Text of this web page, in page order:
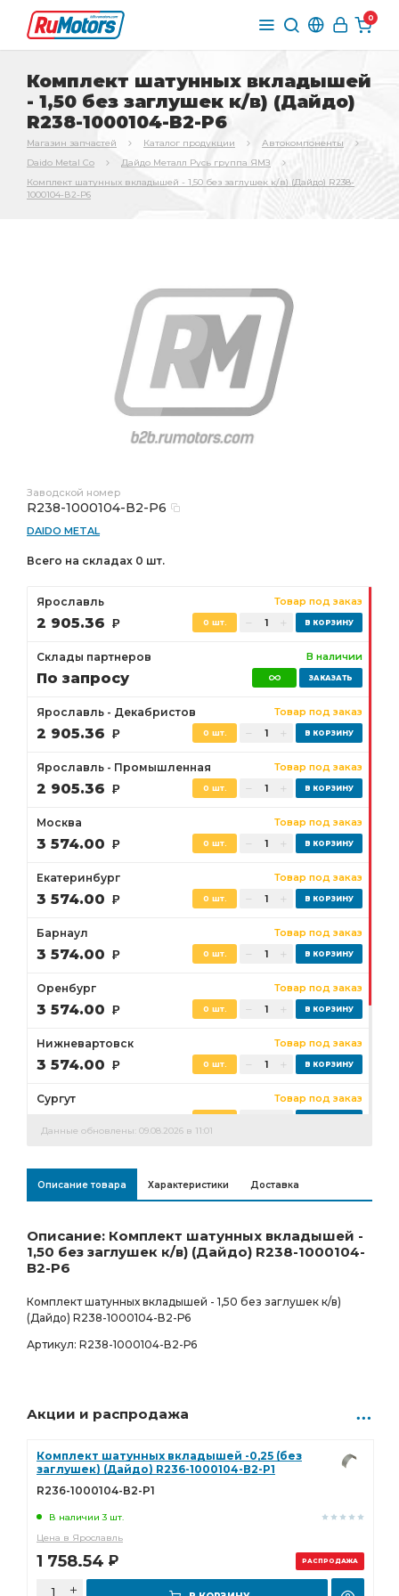
0
Комплект шатунных вкладышей
- 1,50 без заглушек к/в) (Дайдо)
R238-1000104-В2-Р6
Магазин запчастей Каталог продукции
Автокомпоненты
Daido Metal Co
Дайдо Металл Русь группа ЯМЗ
Комплект шатунных вкладышей - 1,50 без заглушек к/в) (Дайдо) R238-
1000104-В2-Р6
Заводской номер
R238-1000104-В2-Р6
DAIDO METAL
Всего на складах 0 шт.
Ярославль Товар под заказ
2 905.36 Р 0 шт.
Склады партнеров В наличии
По запросу
Ярославль - Декабристов Товар под заказ
2 905.36 Р 0 шт.
Ярославль - Промышленная Товар под заказ
2 905.36 Р 0 шт.
Москва Товар под заказ
3 574.00 Р 0 шт.
Екатеринбург Товар под заказ
3 574.00 Р 0 шт.
Барнаул Товар под заказ
3 574.00 Р 0 шт.
Оренбург Товар под заказ
3 574.00 Р 0 шт.
Нижневартовск Товар под заказ
3 574.00 Р 0 шт.
Сургут Товар под заказ
3 574.00 Р
Данные обновлены: 09.08.2026 в 11:01
Описание товара Характеристики Доставка
Описание: Комплект шатунных вкладышей -
1,50 без заглушек к/в) (Дайдо) R238-1000104-
В2-Р6
Комплект шатунных вкладышей - 1,50 без заглушек к/в)
(Дайдо) R238-1000104-В2-Р6
Артикул: R238-1000104-В2-Р6
Акции и распродажа
РАСПРОДАЖА
Комплект шатунных вкладышей -0,25 (без
заглушек) (Дайдо) R236-1000104-В2-Р1
R236-1000104-В2-Р1
В наличии 3 шт.
Цена в Ярославль
1 758.54 Р